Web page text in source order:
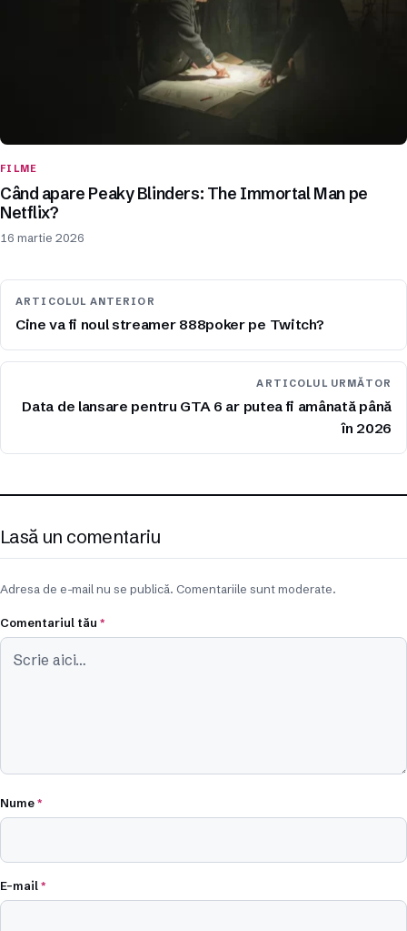
FILME
Când apare Peaky Blinders: The Immortal Man pe
Netflix?
16 martie 2026
ARTICOLUL ANTERIOR
Cine va fi noul streamer 888poker pe Twitch?
ARTICOLUL URMĂTOR
Data de lansare pentru GTA 6 ar putea fi amânată până
în 2026
Lasă un comentariu
Adresa de e-mail nu se publică. Comentariile sunt moderate.
Comentariul tău *
Nume*
E-mail*